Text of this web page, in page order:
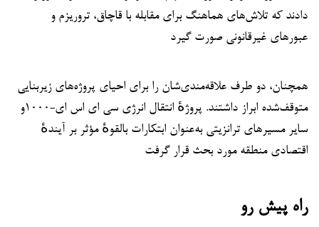
دادند که تلاش‌های هماهنگ برای مقابله با قاچاق، تروریزم و
عبورهای غیرقانونی صورت گیرد
همچنان، دو طرف علاقه‌مندی‌شان را برای احیای پروژه‌های زیربنایی
متوقف‌شده ابراز داشتند. پروژهٔ انتقال انرژی سی ای اس ای-۱۰۰۰و
سایر مسیرهای ترانزیتی به‌عنوان ابتکارات بالقوهٔ مؤثر بر آیندهٔ
اقتصادی منطقه مورد بحث قرار گرفت
راه پیش رو